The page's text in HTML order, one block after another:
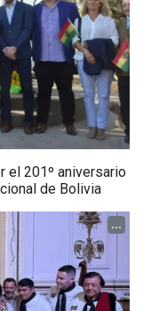
el 201º aniversario
de Bolivia
...